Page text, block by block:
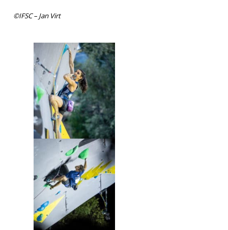
©IFSC – Jan Virt